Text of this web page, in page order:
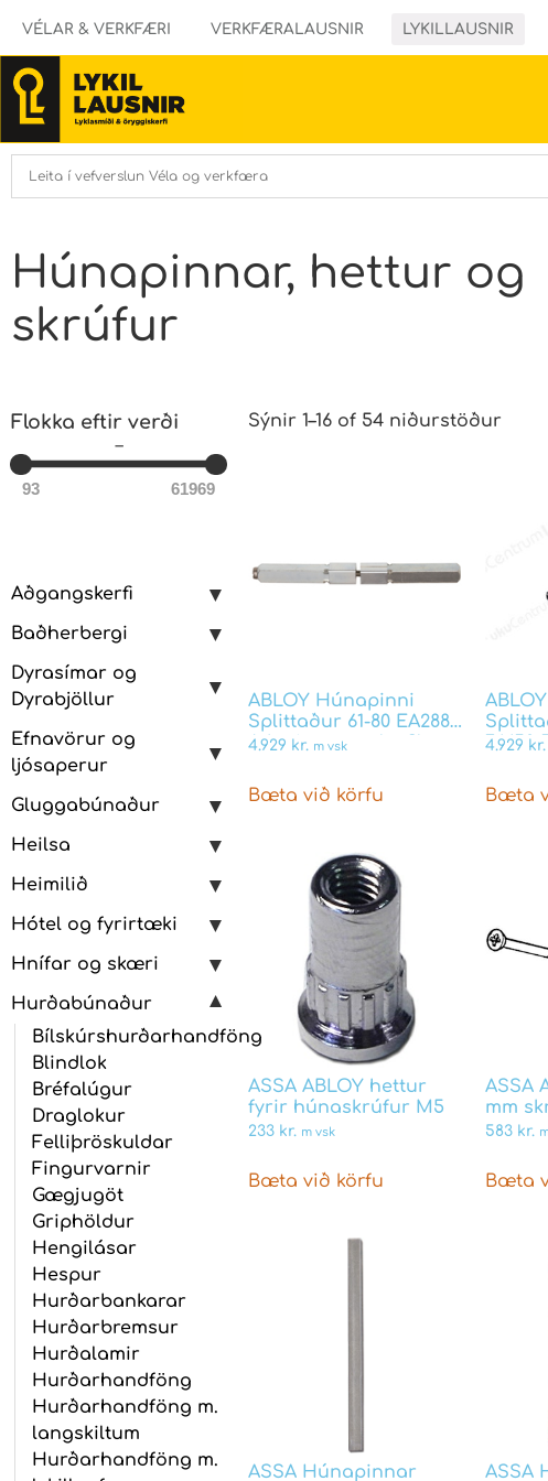
VÉLAR & VERKFÆRI VERKFÆRALAUSNIR LYKILLAUSNIR
Húnapinnar, hettur og
skrúfur
Flokka eftir verði
–
93 61969
Aðgangskerfi
Baðherbergi
Dyrasímar og
Dyrabjöllur
Efnavörur og
ljósaperur
Gluggabúnaður
Heilsa
Heimilið
Hótel og fyrirtæki
Hnífar og skæri
Hurðabúnaður
Bílskúrshurðarhandföng
Blindlok
Bréfalúgur
Draglokur
Felliþröskuldar
Fingurvarnir
Gægjugöt
Griphöldur
Hengilásar
Hespur
Hurðarbankarar
Hurðarbremsur
Hurðalamir
Hurðarhandföng
Hurðarhandföng m.
langskiltum
Hurðarhandföng m.
Sýnir 1–16 of 54 niðurstöður
ABLOY Húnapinni
Splittaður 61-80 EA288
Ath eingöngu leyfilegt
láshúsum
4.929 kr. m vsk
Bæta við körfu
74/50
4.929 kr.
Bæta
ASSA ABLOY hettur
fyrir húnaskrúfur M5
233 kr. m vsk
Bæta við körfu
ASSA
mm
583 kr.
Bæta
ASSA Húnapinnar
ASSA